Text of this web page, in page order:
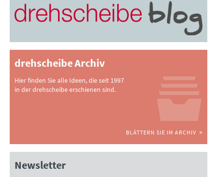
drehscheibe Archiv
Hier finden Sie alle Ideen, die seit 1997
in der drehscheibe erschienen sind.
BLÄTTERN SIE IM ARCHIV
Newsletter